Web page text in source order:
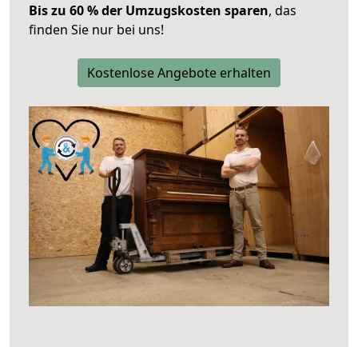
Bis zu 60 % der Umzugskosten sparen, das
finden Sie nur bei uns!
Kostenlose Angebote erhalten